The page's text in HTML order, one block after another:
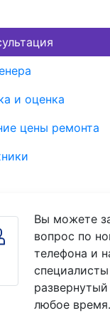
и оценка
цены ремонта
Вы можете
вопрос по
телефона и
любое время.